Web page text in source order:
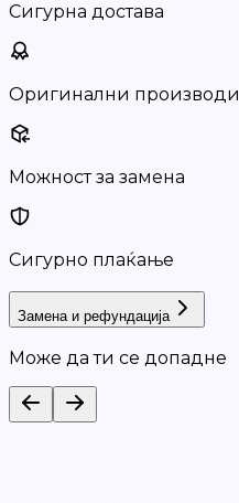
Сигурна достава
Оригинални производи
Можност за замена
Сигурно плаќање
Замена и рефундација
Може да ти се допадне